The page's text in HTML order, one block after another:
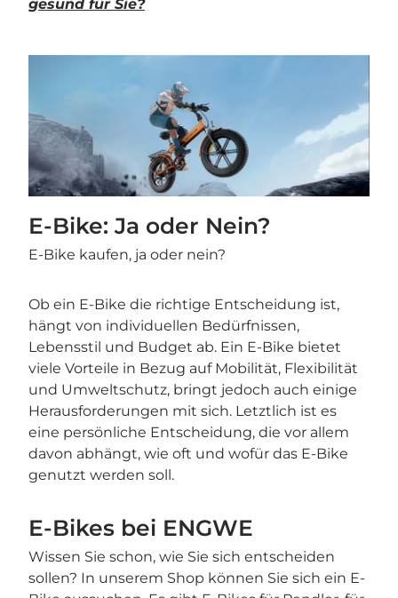
gesund für Sie?
E-Bike: Ja oder Nein?
E-Bike kaufen, ja oder nein?
Ob ein E-Bike die richtige Entscheidung ist,
hängt von individuellen Bedürfnissen,
Lebensstil und Budget ab. Ein E-Bike bietet
viele Vorteile in Bezug auf Mobilität, Flexibilität
und Umweltschutz, bringt jedoch auch einige
Herausforderungen mit sich. Letztlich ist es
eine persönliche Entscheidung, die vor allem
davon abhängt, wie oft und wofür das E-Bike
genutzt werden soll.
E-Bikes bei ENGWE
Wissen Sie schon, wie Sie sich entscheiden
sollen? In unserem Shop können Sie sich ein E-